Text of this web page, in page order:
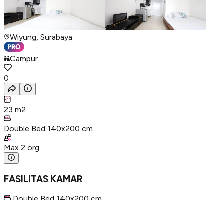
Wiyung, Surabaya
Campur
0
23 m2
Double Bed 140x200 cm
Max 2 org
FASILITAS KAMAR